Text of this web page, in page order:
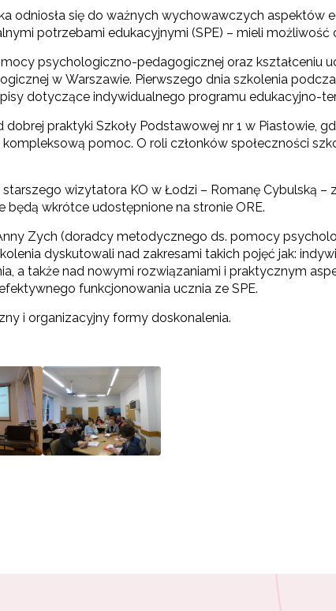
odniosła się do ważnych wychowawczych aspektów
potrzebami edukacyjnymi (SPE) – mieli możliwość
psychologiczno-pedagogicznej oraz kształceniu
w Warszawie. Pierwszego dnia szkolenia
dotyczące indywidualnego programu edukacyjno-
praktyki Szkoły Podstawowej nr 1 w Piastowie,
pomoc. O roli członków społeczności
wizytatora KO w Łodzi – Romanę Cybulską
wkrótce udostępnione na stronie ORE.
Zych (doradcy metodycznego ds. pomocy
dyskutowali nad zakresami takich pojęć jak:
a także nad nowymi rozwiązaniami i praktycznym
funkcjonowania ucznia ze SPE.
i organizacyjny formy doskonalenia.
ORE